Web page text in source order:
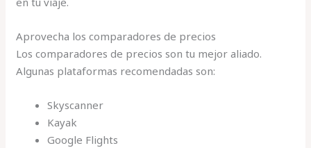
Aprovecha los comparadores de precios
Los comparadores de precios son tu mejor aliado.
Algunas plataformas recomendadas son:
Skyscanner
Kayak
Google Flights